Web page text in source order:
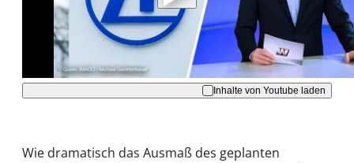
Hinweise dazu erhalten Sie in der Datenschutzerklärung
Akzeptieren
Inhalte von Youtube laden
Wie dramatisch das Ausmaß des geplanten